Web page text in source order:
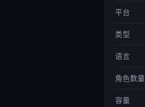
平台
类型
语言
角色数量
容量